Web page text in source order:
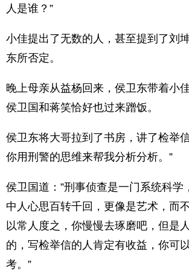
人是谁？”
小佳提出了无数的人，甚至提到了刘
东所否定。
晚上母亲从益杨回来，侯卫东带着小
侯卫国和蒋笑恰好也过来蹭饭。
侯卫东将大哥拉到了书房，讲了检举
你用刑警的思维来帮我分析分析。”
侯卫国道：”刑事侦查是一门系统科学
中人心思百转千回，更像是艺术，而
以常人度之，你慢慢去琢磨吧，但是
的，写检举信的人肯定有收益，你可
考。”